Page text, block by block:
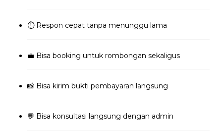
⏱️ Respon cepat tanpa menunggu lama
💼 Bisa booking untuk rombongan sekaligus
📸 Bisa kirim bukti pembayaran langsung
💬 Bisa konsultasi langsung dengan admin